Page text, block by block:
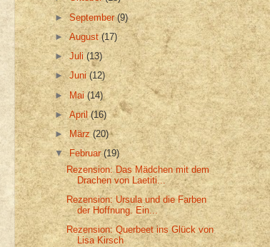
►September(9)
►August(17)
►Juli(13)
►Juni(12)
► Mai(14)
►April(16)
►März(20)
▼Februar(19)
Rezension: Das Mädchen mit dem
Drachen von Laetiti...
Rezension: Ursula und die Farben
der Hoffnung. Ein...
Rezension: Querbeet ins Glück von
Lisa Kirsch